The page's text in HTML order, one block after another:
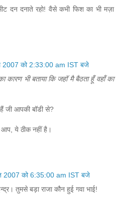
दन दनाते रहो! वैसे कभी फिश का भी मज़ा
2007 को 2:33:00 am IST बजे
भी बताया कि जहॉ मै बैठता हूँ वहॉं का
जी आपकी बॉडी से?
आप, ये ठीक नहीं है।
2007 को 6:35:00 am IST बजे
तुमसे बड़ा राजा कौन हुई गवा भाई!